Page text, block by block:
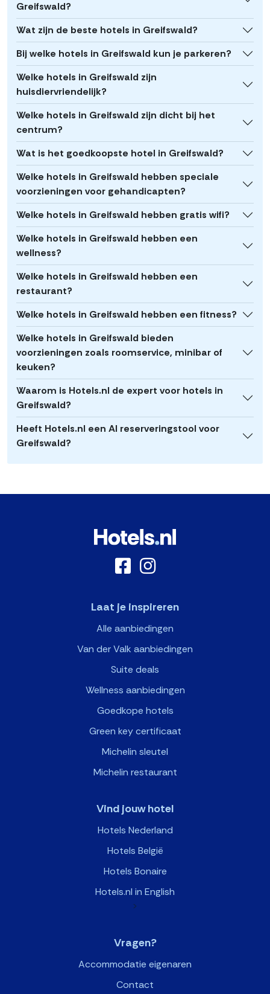
Greifswald?
Wat zijn de beste hotels in Greifswald?
Bij welke hotels in Greifswald kun je parkeren?
Welke hotels in Greifswald zijn
huisdiervriendelijk?
Welke hotels in Greifswald zijn dicht bij het
centrum?
Wat is het goedkoopste hotel in Greifswald?
Welke hotels in Greifswald hebben speciale
voorzieningen voor gehandicapten?
Welke hotels in Greifswald hebben gratis wifi?
Welke hotels in Greifswald hebben een
wellness?
Welke hotels in Greifswald hebben een
restaurant?
Welke hotels in Greifswald hebben een fitness?
Welke hotels in Greifswald bieden
voorzieningen zoals roomservice, minibar of
keuken?
Waarom is Hotels.nl de expert voor hotels in
Greifswald?
Heeft Hotels.nl een AI reserveringstool voor
Greifswald?
Laat je inspireren
Alle aanbiedingen
Van der Valk aanbiedingen
Suite deals
Wellness aanbiedingen
Goedkope hotels
Green key certificaat
Michelin sleutel
Michelin restaurant
Vind jouw hotel
Hotels Nederland
Hotels België
Hotels Bonaire
Hotels.nl in English
>
Vragen?
Accommodatie eigenaren
Contact